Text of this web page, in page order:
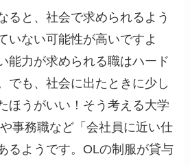
ると、社会で求められるよう
いない可能性が高いですよ
能力が求められる職はハード
でも、社会に出たときに少し
ほうがいい！そう考える大学
事務職など「会社員に近い仕
るようです。 OLの制服が貸与